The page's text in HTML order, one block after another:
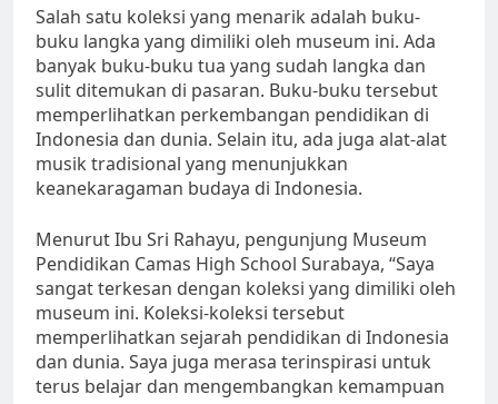
Salah satu koleksi yang menarik adalah buku-
buku langka yang dimiliki oleh museum ini. Ada
banyak buku-buku tua yang sudah langka dan
sulit ditemukan di pasaran. Buku-buku tersebut
memperlihatkan perkembangan pendidikan di
Indonesia dan dunia. Selain itu, ada juga alat-alat
musik tradisional yang menunjukkan
keanekaragaman budaya di Indonesia.
Menurut Ibu Sri Rahayu, pengunjung Museum
Pendidikan Camas High School Surabaya, “Saya
sangat terkesan dengan koleksi yang dimiliki oleh
museum ini. Koleksi-koleksi tersebut
memperlihatkan sejarah pendidikan di Indonesia
dan dunia. Saya juga merasa terinspirasi untuk
terus belajar dan mengembangkan kemampuan